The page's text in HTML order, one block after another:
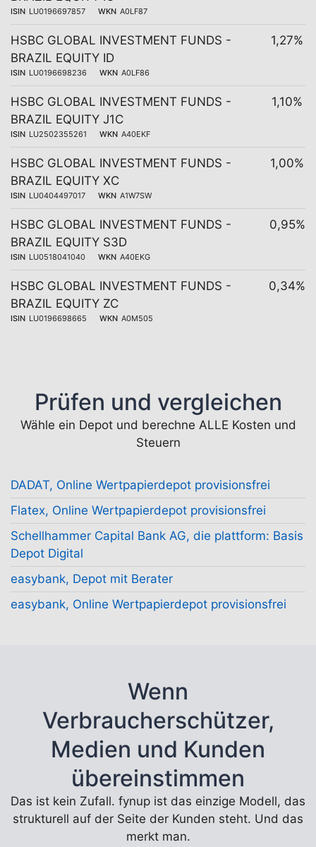
ISIN LU0196697857 WKN A0LF87
HSBC GLOBAL INVESTMENT FUNDS -
BRAZIL EQUITY ID
ISIN LU0196698236 WKN A0LF86
1,27%
HSBC GLOBAL INVESTMENT FUNDS -
BRAZIL EQUITY J1C
ISIN LU2502355261 WKN A40EKF
1,10%
HSBC GLOBAL INVESTMENT FUNDS -
BRAZIL EQUITY XC
ISIN LU0404497017 WKN A1W7SW
1,00%
HSBC GLOBAL INVESTMENT FUNDS -
BRAZIL EQUITY S3D
ISIN LU0518041040 WKN A40EKG
0,95%
HSBC GLOBAL INVESTMENT FUNDS -
BRAZIL EQUITY ZC
ISIN LU0196698665 WKN A0M505
0,34%
Prüfen und vergleichen
Wähle ein Depot und berechne ALLE Kosten und
Steuern
DADAT, Online Wertpapierdepot provisionsfrei
Flatex, Online Wertpapierdepot provisionsfrei
Schellhammer Capital Bank AG, die plattform: Basis
Depot Digital
easybank, Depot mit Berater
easybank, Online Wertpapierdepot provisionsfrei
Wenn
Verbraucherschützer,
Medien und Kunden
übereinstimmen
Das ist kein Zufall. fynup ist das einzige Modell, das
strukturell auf der Seite der Kunden steht. Und das
merkt man.